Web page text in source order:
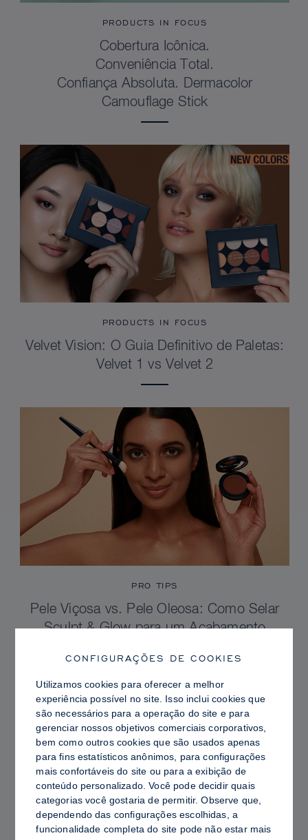
PRODUCTS IN FOCUS
Cobertura Icônica.
Conveniência Total.
Confiança Absoluta. Dermacolor
Camouflage Stick
PRODUCTS IN FOCUS
Velvet Vision: O Guia Definitivo de Paletas:
Velvet 1 vs Velvet 2
PRO TIPS
Pele Viçosa vs. Pele Oleosa: Como Selar
Sculpt & Glow para um Acabamento
CONFIGURAÇÕES DE COOKIES
Utilizamos cookies para oferecer a melhor
experiência possível no site. Isso inclui cookies que
são necessários para a operação do site e para
gerenciar nossos objetivos comerciais corporativos,
bem como outros cookies que são usados ​​apenas
para fins estatísticos anônimos, para configurações
mais confortáveis ​​do site ou para a exibição de
conteúdo personalizado. Você pode decidir quais
categorias você gostaria de permitir. Observe que,
dependendo das configurações escolhidas, a
funcionalidade completa do site pode não estar mais